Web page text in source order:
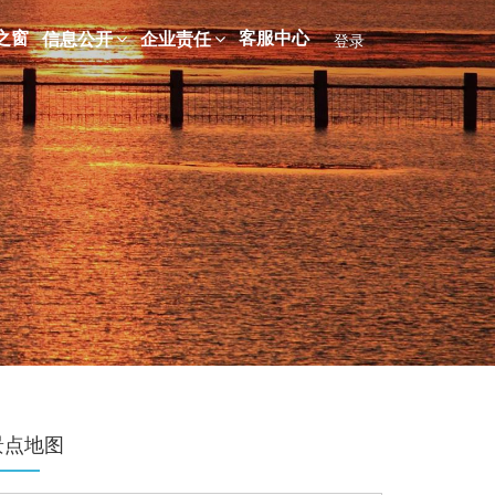
登录
窗 信息公开 企业责任 客服中心
地图